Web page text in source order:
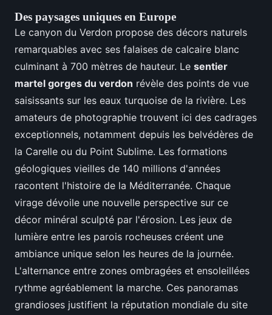
Des paysages uniques en Europe
Le canyon du Verdon propose des décors naturels
remarquables avec ses falaises de calcaire blanc
culminant à 700 mètres de hauteur. Le sentier
martel gorges du verdon révèle des points de vue
saisissants sur les eaux turquoise de la rivière. Les
amateurs de photographie trouvent ici des cadrages
exceptionnels, notamment depuis les belvédères de
la Carelle ou du Point Sublime. Les formations
géologiques vieilles de 140 millions d'années
racontent l'histoire de la Méditerranée. Chaque
virage dévoile une nouvelle perspective sur ce
décor minéral sculpté par l'érosion. Les jeux de
lumière entre les parois rocheuses créent une
ambiance unique selon les heures de la journée.
L'alternance entre zones ombragées et ensoleillées
rythme agréablement la marche. Ces panoramas
grandioses justifient la réputation mondiale du site